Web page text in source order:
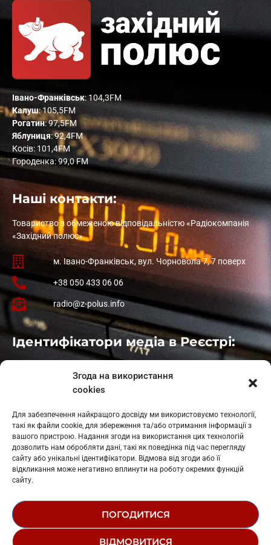
Згода на використання
cookies
Для забезпечення найкращого досвіду ми використовуємо технології,
такі як файли cookie, для збереження та/або отримання інформації з
вашого пристрою. Надання згоди на використання цих технологій
дозволить нам обробляти дані, такі як поведінка під час перегляду
сайту або унікальні ідентифікатори. Відмова від згоди або її
відкликання може негативно вплинути на роботу окремих функцій
сайту.
ПОГОДИТИСЯ
ВІДМОВИТИСЯ
Івано-Франківськ: 104,3FM
Калуш: 105,5FM
Рогатин: 97,5FM
Яблуниця: 92,4FM
Косів: 101,4FM
Городенка: 99,0 FM
Наші контакти:
Товариство з обмеженою відповідальністю «Радіокомпанія
«Західний полюс»
м. Івано-Франківськ, вул. Чорновола 7, 7 поверх
+38 050 433 06 06
radio@z-polus.info
Ідентифікатори медіа в Реєстрі:
: L11-01410
: L11-01801
Косів: L11-01805
Гарасимів: L11-02274
© 1995-2026 РК «ЗАХІДНИЙ ПОЛЮС»